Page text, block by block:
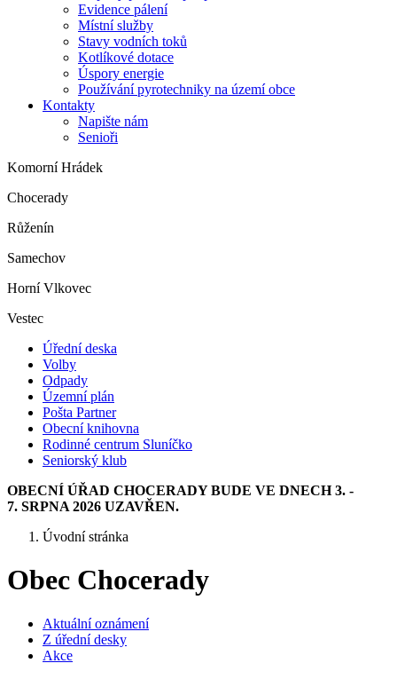
Evidence pálení
Místní služby
Stavy vodních toků
Kotlíkové dotace
Úspory energie
Používání pyrotechniky na území obce
Kontakty
Napište nám
Senioři
Komorní Hrádek
Chocerady
Růženín
Samechov
Horní Vlkovec
Vestec
Úřední deska
Volby
Odpady
Územní plán
Pošta Partner
Obecní knihovna
Rodinné centrum Sluníčko
Seniorský klub
OBECNÍ ÚŘAD CHOCERADY BUDE VE DNECH 3. -
7. SRPNA 2026 UZAVŘEN.
Úvodní stránka
Obec Chocerady
Aktuální oznámení
Z úřední desky
Akce